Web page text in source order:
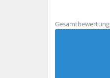
Gesamtbewertung